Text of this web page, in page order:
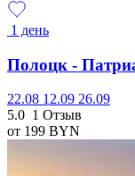
1 день
Полоцк -
22.08 12.09 26.09
5.0 1 Отзыв
от 199 BYN